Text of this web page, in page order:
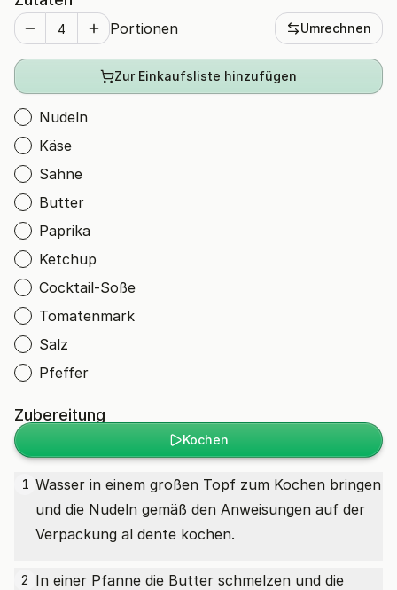
Portionen Umrechnen
Zur Einkaufsliste hinzufügen
Nudeln
Käse
Sahne
Butter
Paprika
Ketchup
Cocktail-Soße
Tomatenmark
Salz
Pfeffer
Zubereitung
Kochen
1 Wasser in einem großen Topf zum Kochen bringen
und die Nudeln gemäß den Anweisungen auf der
Verpackung al dente kochen.
2 In einer Pfanne die Butter schmelzen und die